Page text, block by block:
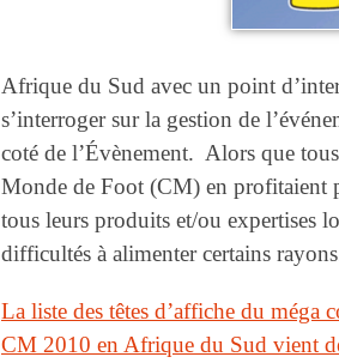
Afrique du Sud avec un point
s’interroger sur la gestion de
coté de l’Évènement. Alors que
Monde de Foot (CM) en profitaient
tous leurs produits et/ou expertises
difficultés à alimenter certains
La liste des têtes d’affiche du méga
CM 2010 en Afrique du Sud vient